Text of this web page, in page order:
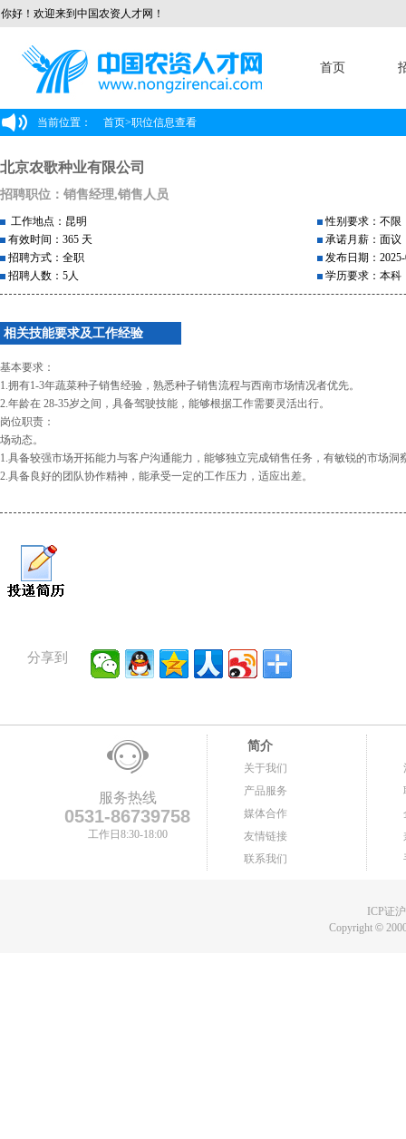
你好！欢迎来到中国农资人才网！
首页
当前位置： 首页>职位信息查看
北京农歌种业有限公司
招聘职位：销售经理,销售人员
工作地点：昆明
有效时间：365 天
招聘方式：全职
招聘人数：5人
性别要求：不限
承诺月薪：面议
发布日期：
学历要求：本科
相关技能要求及工作经验
基本要求：
1.拥有1-3年蔬菜种子销售经验，熟悉种子销售流程与西南市场情况者优先。
2.年龄在 28-35岁之间，具备驾驶技能，能够根据工作需要灵活出行。
岗位职责：
场动态。
1.具备较强市场开拓能力与客户沟通能力，能够独立完成销售任务，有敏锐的市场洞
2.具备良好的团队协作精神，能承受一定的工作压力，适应出差。
分享到
服务热线
0531-86739758
工作日8:30-18:00
简介
关于我们
产品服务
媒体合作
友情链接
联系我们
ICP证
Copyright©